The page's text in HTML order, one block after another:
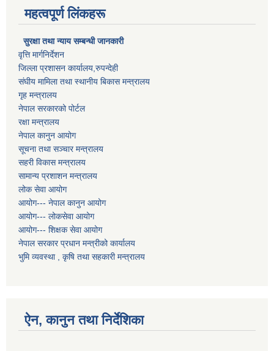
महत्वपूर्ण लिंकहरू
सुरक्षा तथा न्याय सम्बन्धी जानकारी
वृत्ति मार्गनिर्देशन
जिल्ला प्रशासन कार्यालय,रुपन्देही
संघीय मामिला तथा स्थानीय बिकास मन्त्रालय
गृह मन्त्रालय
नेपाल सरकारको पोर्टल
रक्षा मन्त्रालय
नेपाल कानुन आयोग
सूचना तथा सञ्चार मन्त्रालय
सहरी विकास मन्त्रालय
सामान्य प्रशाशन मन्त्रालय
लोक सेवा आयोग
आयोग--- नेपाल कानुन आयोग
आयोग--- लोकसेवा आयोग
आयोग--- शिक्षक सेवा आयोग
नेपाल सरकार प्रधान मन्त्रीको कार्यालय
भुमि व्यवस्था , कृषि तथा सहकारी मन्त्रालय
ऐन, कानुन तथा निर्देशिका